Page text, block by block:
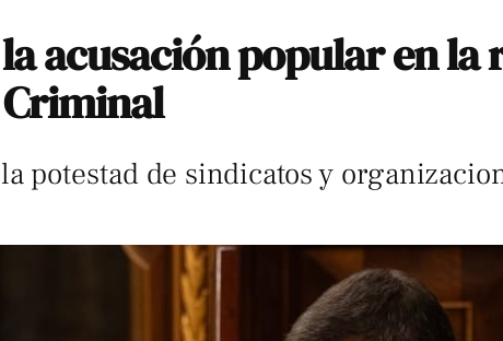
acusación popular en la
potestad de sindicatos y